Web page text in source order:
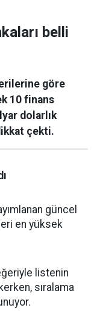
belli
göre
10 finans
dolarlık
çekti.
güncel
en yüksek
listenin
sıralama